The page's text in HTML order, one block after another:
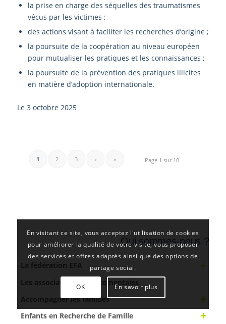
la prise en charge des séquelles des traumatismes
vécus par les victimes ;
des actions visant à faciliter les recherches d’origine ;
la poursuite de la coopération au niveau européen
pour mutualiser les pratiques et les connaissances ;
la poursuite de la prévention des pratiques illicites
en matière d’adoption internationale.
Le 3 octobre 2025
Page 1 sur 10
1 2 3 › »
Qui sommes-nous ?
La fédération EFA
Les associations départementales
Accompagner les familles
Enfants en Recherche de Famille
En visitant ce site, vous acceptez l'utilisation de cookies
pour améliorer la qualité de votre visite, vous proposer
des services et offres adaptés ainsi que des options de
partage social.
OK En savoir plus